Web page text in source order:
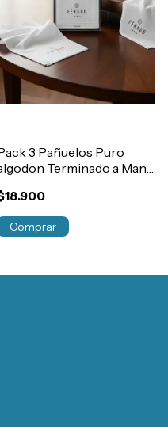
3 Pañuelos Puro
Terminado a Mano
Comprar